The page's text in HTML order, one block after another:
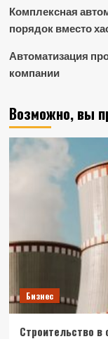
Комплексная
порядок вместо
Автоматизация
компании
Возможно, вы
Бизнес
Строительство в